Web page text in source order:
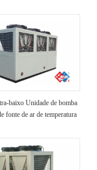
baixo Unidade de bomba
fonte de ar de temperatura